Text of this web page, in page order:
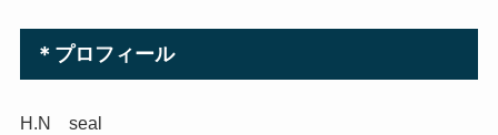
＊プロフィール
H.N seal